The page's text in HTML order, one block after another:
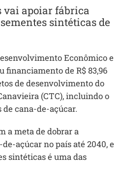
vai apoiar fábrica
sintéticas de
Econômico e
financiamento de R$ 83,96
de desenvolvimento do
(CTC), incluindo o
cana-de-açúcar.
a meta de dobrar a
açúcar no país até 2040, e
sintéticas é uma das